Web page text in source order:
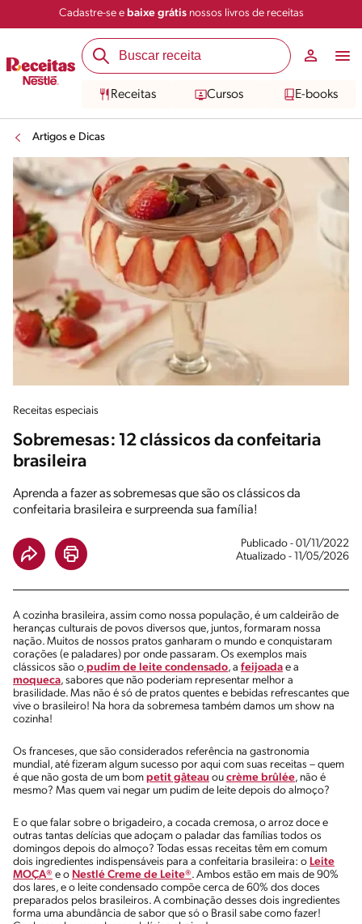
Cadastre-se e baixe grátisnossos livros de receitas
Receitas Cursos E-books
Artigos e Dicas
Receitas especiais
Sobremesas: 12 clássicos da confeitaria
brasileira
Aprenda a fazer as sobremesas que são os clássicos da
confeitaria brasileira e surpreenda sua família!
Publicado - 01/11/2022
Atualizado - 11/05/2026
A cozinha brasileira, assim como nossa população, é um caldeirão de
heranças culturais de povos diversos que, juntos, formaram nossa
nação. Muitos de nossos pratos ganharam o mundo e conquistaram
corações (e paladares) por onde passaram. Os exemplos mais
clássicos são o pudim de leite condensado, a feijoada e a
moqueca, sabores que não poderiam representar melhor a
brasilidade. Mas não é só de pratos quentes e bebidas refrescantes que
vive o brasileiro! Na hora da sobremesa também damos um show na
cozinha!
Os franceses, que são considerados referência na gastronomia
mundial, até fizeram algum sucesso por aqui com suas receitas – quem
é que não gosta de um bom petit gâteau ou crème brûlée, não é
mesmo? Mas quem vai negar um pudim de leite depois do almoço?
E o que falar sobre o brigadeiro, a cocada cremosa, o arroz doce e
outras tantas delícias que adoçam o paladar das famílias todos os
domingos depois do almoço? Todas essas receitas têm em comum
dois ingredientes indispensáveis para a confeitaria brasileira: o Leite
MOÇA® e o Nestlé Creme de Leite®. Ambos estão em mais de 90%
dos lares, e o leite condensado compõe cerca de 60% dos doces
preparados pelos brasileiros. A combinação desses dois ingredientes
forma uma abundância de sabor que só o Brasil sabe como fazer!